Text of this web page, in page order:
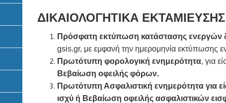
ΔΙΚΑΙΟΛΟΓΗΤΙΚΑ ΕΚΤΑΜΙΕΥΣΗΣ
Πρόσφατη εκτύπωση κατάστασης ενεργών
gsis.gr, με εμφανή την ημερομηνία εκτύπωσης
Πρωτότυπη φορολογική ενημερότητα, για
Βεβαίωση οφειλής φόρων.
Πρωτότυπη Ασφαλιστική ενημερότητα για
ισχύ ή Βεβαίωση οφειλής ασφαλιστικών